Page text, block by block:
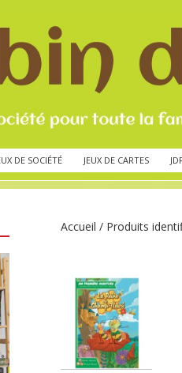
DE SOCIÉTÉ JEUX DE CARTES
Accueil / Produits